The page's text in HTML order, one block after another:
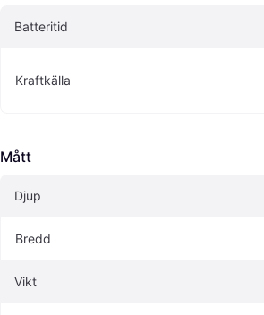
Batteritid
Kraftkälla
Mått
Djup
Bredd
Vikt